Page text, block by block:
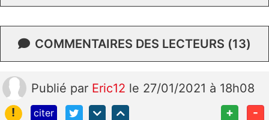
COMMENTAIRES DES LECTEURS (13)
Publié par Eric12 le 27/01/2021 à 18h08
!
citer + -